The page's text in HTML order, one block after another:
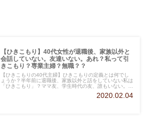
【ひきこもり】40代女性が退職後、家族以外と
会話していない。友達いない。あれ？私って引
きこもり？専業主婦？無職？？
【ひきこもりの40代主婦】ひきこもりの定義とは何でし
ょうか？半年前に退職後、家族以外と話をしていない私は
「ひきこもり」？ママ友、学生時代の友、誰もいない。
2020.02.04